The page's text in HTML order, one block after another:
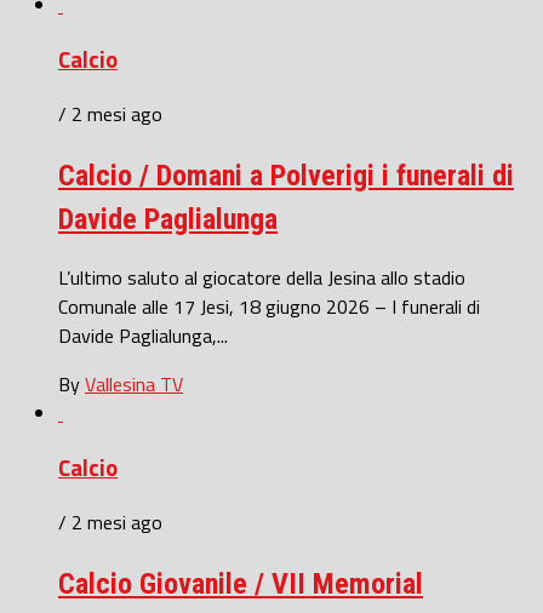
Calcio
/ 2 mesi ago
Calcio / Domani a Polverigi i funerali di
Davide Paglialunga
L’ultimo saluto al giocatore della Jesina allo stadio
Comunale alle 17 Jesi, 18 giugno 2026 – I funerali di
Davide Paglialunga,...
ByVallesina TV
Calcio
/ 2 mesi ago
Calcio Giovanile / VII Memorial